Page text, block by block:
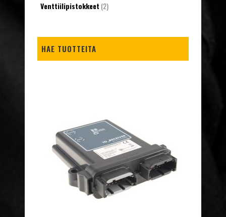
Venttiilipistokkeet (2)
HAE TUOTTEITA